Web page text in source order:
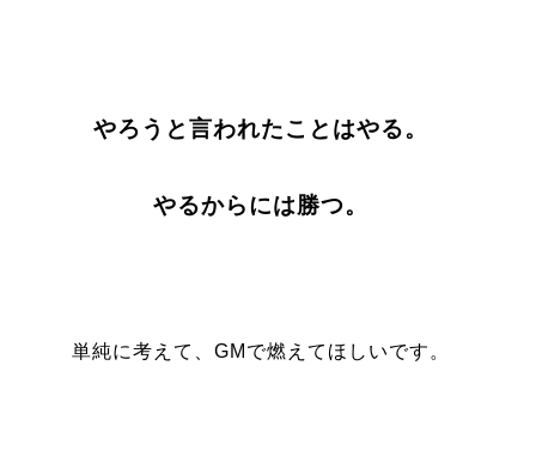
やろうと言われたことはやる。
やるからには勝つ。
単純に考えて、GMで燃えてほしいです。